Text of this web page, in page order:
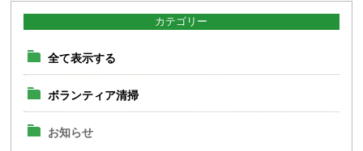
カテゴリー
全て表示する
ボランティア清掃
お知らせ